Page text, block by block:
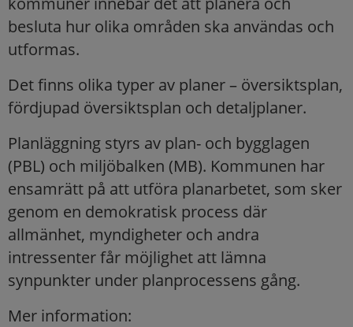
besluta hur olika områden ska användas och
utformas.
Det finns olika typer av planer – översiktsplan,
fördjupad översiktsplan och detaljplaner.
Planläggning styrs av plan- och bygglagen
(PBL) och miljöbalken (MB). Kommunen har
ensamrätt på att utföra planarbetet, som sker
genom en demokratisk process där
allmänhet, myndigheter och andra
intressenter får möjlighet att lämna
synpunkter under planprocessens gång.
Mer information: